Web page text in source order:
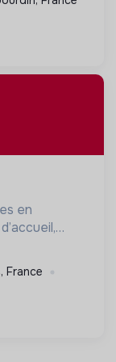
en
pour leur
des femmes
France